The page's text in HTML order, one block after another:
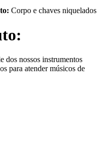
Corpo e chaves niquelados
dos nossos instrumentos
para atender músicos de